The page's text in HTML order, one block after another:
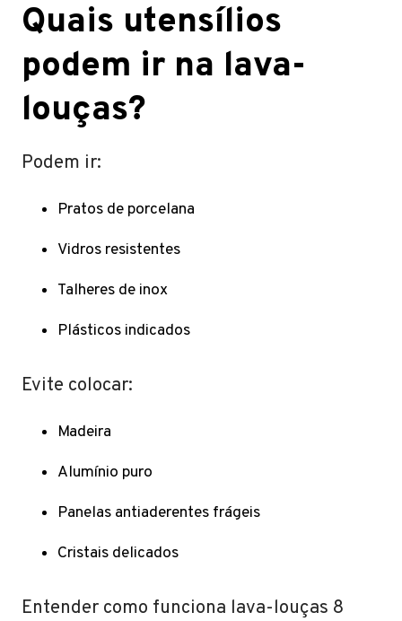
Quais utensílios
podem ir na lava-
louças?
Podem ir:
Pratos de porcelana
Vidros resistentes
Talheres de inox
Plásticos indicados
Evite colocar:
Madeira
Alumínio puro
Panelas antiaderentes frágeis
Cristais delicados
Entender como funciona lava-louças 8